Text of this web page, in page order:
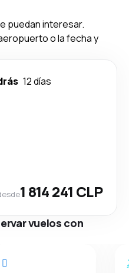
puedan interesar.
o la fecha y
12 días
1 814 241 CLP
vuelos con